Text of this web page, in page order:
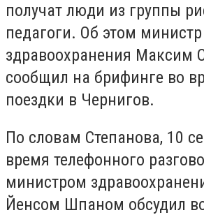
получат люди из группы
педагоги. Об этом министр
здравоохранения Максим
сообщил на брифинге во
поездки в Чернигов.
По словам Степанова, 10
время телефонного
министром
Йенсом Шпаном обсудил